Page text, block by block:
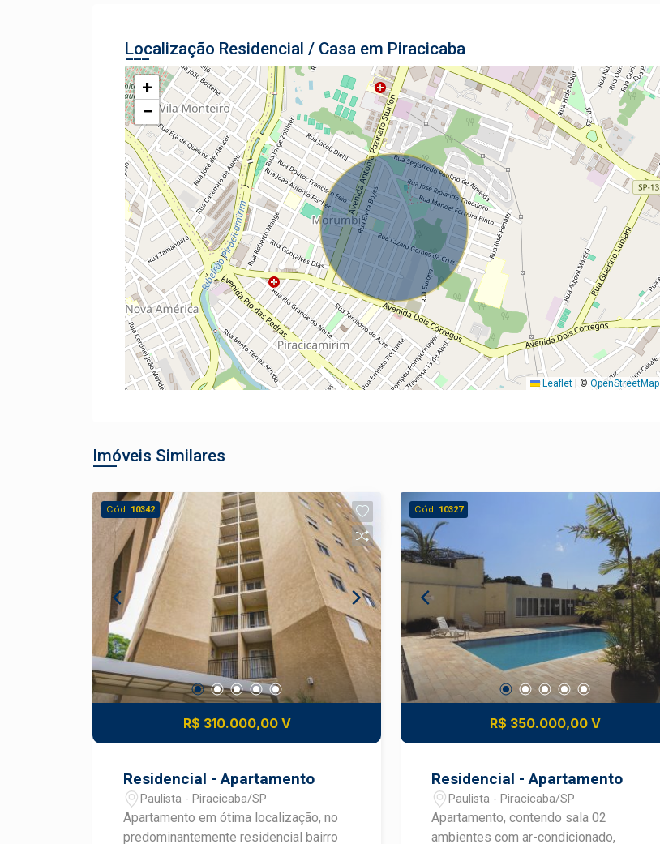
Localização Residencial / Casa em Piracicaba
+
−
Leaflet © OpenStreetMap
Imóveis Similares
Cód. 10342
R$ 310.000,00 V
Residencial - Apartamento
Paulista - Piracicaba/SP
Apartamento em ótima localização, no
predominantemente residencial bairro
Cód. 10327
R$ 350.000,00 V
Residencial - Apartamento
Paulista - Piracicaba/SP
Apartamento, contendo sala 02
ambientes com ar-condicionado,